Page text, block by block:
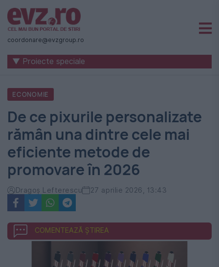
Știri
naționale
internaționale
România
-
Evenimentul
Zilei
coordonare@evzgroup.ro
▼ Proiecte speciale
ECONOMIE
De ce pixurile personalizate
rămân una dintre cele mai
eficiente metode de
promovare în 2026
Dragoș Lefterescu 27 aprilie 2026, 13:43
COMENTEAZĂ ȘTIREA